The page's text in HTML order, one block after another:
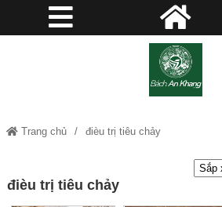
Trang chủ đièu trị tiêu chảy
đièu trị tiêu chảy